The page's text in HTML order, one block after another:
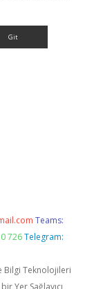
Teams:
726 Telegram:
Bilgi Teknolojileri
Yer Sağlayıcı